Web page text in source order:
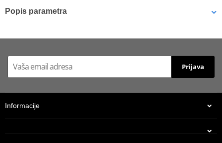
Popis parametra
Prijava
Informacije